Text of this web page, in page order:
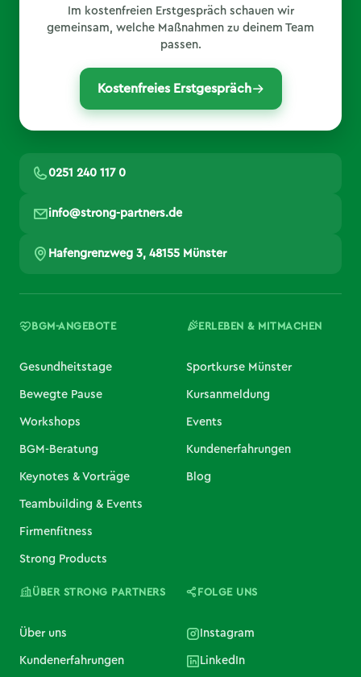
Im kostenfreien Erstgespräch schauen wir
gemeinsam, welche Maßnahmen zu deinem Team
passen.
Kostenfreies Erstgespräch
0251 240 117 0
info@strong-partners.de
Hafengrenzweg 3, 48155 Münster
BGM-ANGEBOTE
Gesundheitstage
Bewegte Pause
Workshops
BGM-Beratung
Keynotes & Vorträge
Teambuilding & Events
Firmenfitness
Strong Products
ERLEBEN & MITMACHEN
Sportkurse Münster
Kursanmeldung
Events
Kundenerfahrungen
Blog
ÜBER STRONG PARTNERS
Über uns
Kundenerfahrungen
FOLGE UNS
Instagram
LinkedIn